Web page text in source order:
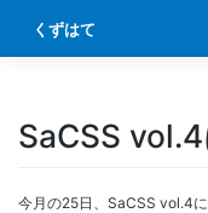
content
くずはて
SaCSS
今月の25日、SaCSS vol.4